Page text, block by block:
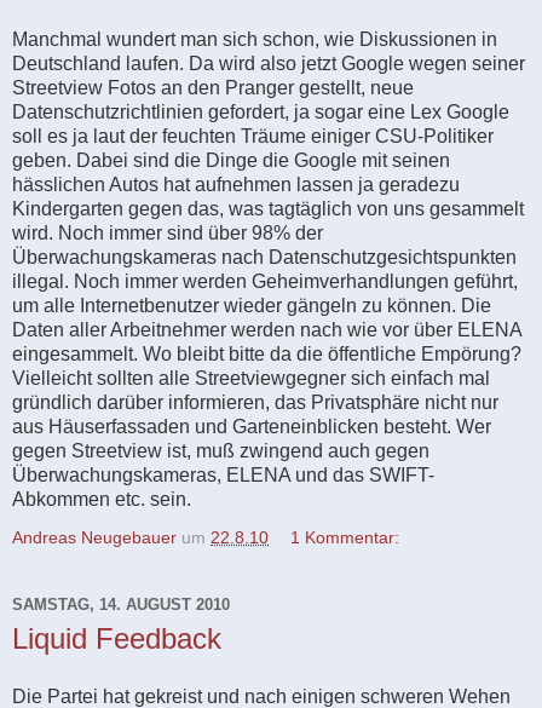
Manchmal wundert man sich schon, wie Diskussionen in
Deutschland laufen. Da wird also jetzt Google wegen seiner
Streetview Fotos an den Pranger gestellt, neue
Datenschutzrichtlinien gefordert, ja sogar eine Lex Google
soll es ja laut der feuchten Träume einiger CSU-Politiker
geben. Dabei sind die Dinge die Google mit seinen
hässlichen Autos hat aufnehmen lassen ja geradezu
Kindergarten gegen das, was tagtäglich von uns gesammelt
wird. Noch immer sind über 98% der
Überwachungskameras nach Datenschutzgesichtspunkten
illegal. Noch immer werden Geheimverhandlungen geführt,
um alle Internetbenutzer wieder gängeln zu können. Die
Daten aller Arbeitnehmer werden nach wie vor über ELENA
eingesammelt. Wo bleibt bitte da die öffentliche Empörung?
Vielleicht sollten alle Streetviewgegner sich einfach mal
gründlich darüber informieren, das Privatsphäre nicht nur
aus Häuserfassaden und Garteneinblicken besteht. Wer
gegen Streetview ist, muß zwingend auch gegen
Überwachungskameras, ELENA und das SWIFT-
Abkommen etc. sein.
Andreas Neugebauer um 22.8.10 1 Kommentar:
SAMSTAG, 14. AUGUST 2010
Liquid Feedback
Die Partei hat gekreist und nach einigen schweren Wehen